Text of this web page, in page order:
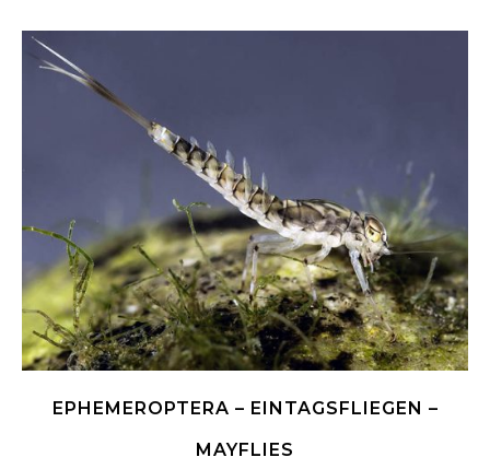
EPHEMEROPTERA – EINTAGSFLIEGEN –
MAYFLIES